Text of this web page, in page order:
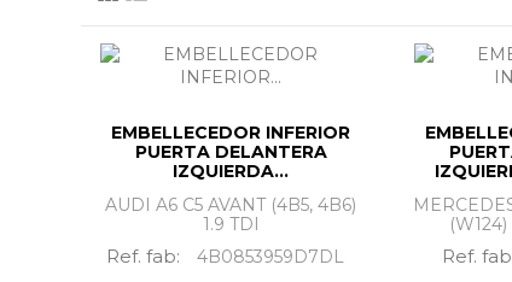
EMBELLECEDOR INFERIOR
PUERTA DELANTERA
IZQUIERDA...
AUDI A6 C5 AVANT (4B5, 4B6)
1.9 TDI
Ref. fab: 4B0853959D7DL Ref.